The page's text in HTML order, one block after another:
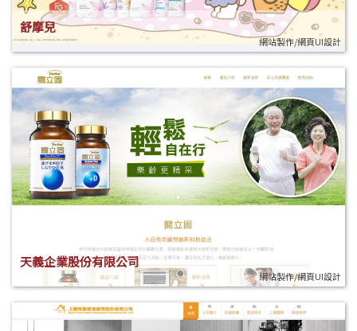
舒摩兒
網站製作/網頁UI設計
天義企業股份有限公司
網站製作/網頁UI設計